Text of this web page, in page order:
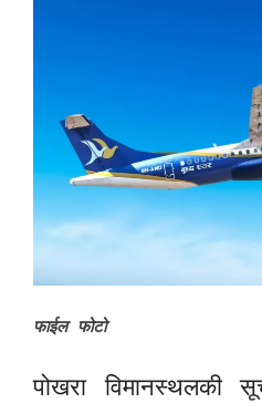
फाईल फोटो
पोखरा विमानस्थलकी